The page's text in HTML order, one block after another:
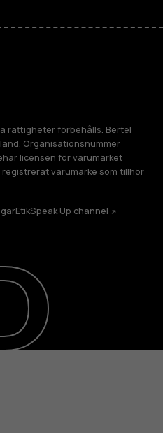
återvinna
rättigheter förbehålls. Bertel
Organisationsnummer
licensen för varumärket
varumärke som tillhör
EtikSpeak Up channel